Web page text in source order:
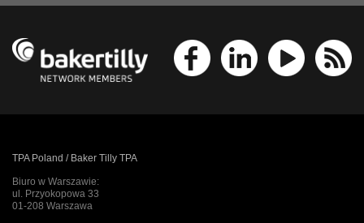
TPA Poland / Baker Tilly TPA
Biuro w Warszawie:
ul. Przyokopowa 33
01-208 Warszawa